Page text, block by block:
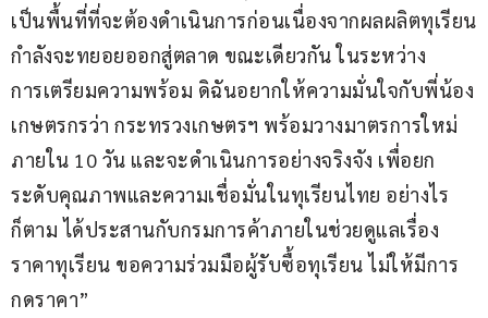
เป็นพื้นที่ที่จะต้องดำเนินการก่อนเนื่องจากผลผลิตทุเรียน
กำลังจะทยอยออกสู่ตลาด ขณะเดียวกัน ในระหว่าง
การเตรียมความพร้อม ดิฉันอยากให้ความมั่นใจกับพี่น้อง
เกษตรกรว่า กระทรวงเกษตรฯ พร้อมวางมาตรการใหม่
ภายใน 10 วัน และจะดำเนินการอย่างจริงจัง เพื่อยก
ระดับคุณภาพและความเชื่อมั่นในทุเรียนไทย อย่างไร
ก็ตาม ได้ประสานกับกรมการค้าภายในช่วยดูแลเรื่อง
ราคาทุเรียน ขอความร่วมมือผู้รับซื้อทุเรียน ไม่ให้มีการ
กดราคา”